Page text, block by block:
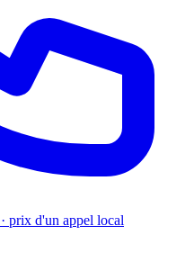
prix d'un appel local